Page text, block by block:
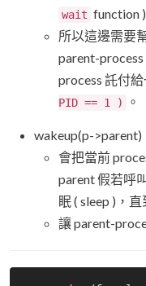
wait function )
所以這邊需要
parent-
process 託付
PID == 1 )
。
wakeup(p->parent)
會把當前
parent 假若呼
眠 ( sleep )，
讓 parent-